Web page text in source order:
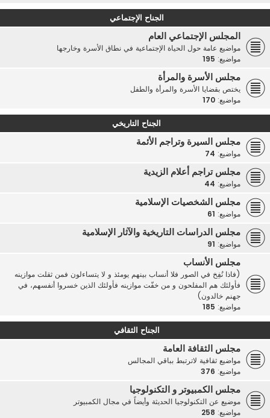
الجناح الإجتماعي
المجلس الإجتماعي العام
مواضيع عامة حول الحياة الإجتماعية في نطاق الأسرة وخارجها
مواضيع: 195
مجلس الأسرة والمرأة
يختص بقضايا الأسرة والمرأة والطفل
مواضيع: 170
الجناح التاريخي
مجلس السيرة وتراجم الأئمة
مواضيع: 74
مجلس تراجم أعلام الزيدية
مواضيع: 44
مجلس الشخصيات الإسلامية
مواضيع: 61
مجلس الدراسات التاريخية والآثار الإسلامية
مواضيع: 91
مجلس الأنساب
(فاذا نُفِخ في الصور فلا أنساب بينهم يومئذ و لا يتساءلون فمن ثقلت موازينه
فأولئك هم المفلحون و من خفّت موازينه فأولئك الذين خسروا أنفسهم، في
جهنم خالدون)
مواضيع: 185
الجناح الثقافي
مجلس الثقافة العامة
مواضيع ثقافية لاترتبط بباقي المجالس
مواضيع: 376
مجلس الكمبيوتر و التكنولوجيا
موضيع عن التكنولوجيا الحديثة وأيضاً في مجال الكمبيوتر
مواضيع: 258